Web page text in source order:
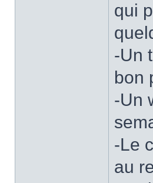
qui
-Un
bon
-Un
-Le
au